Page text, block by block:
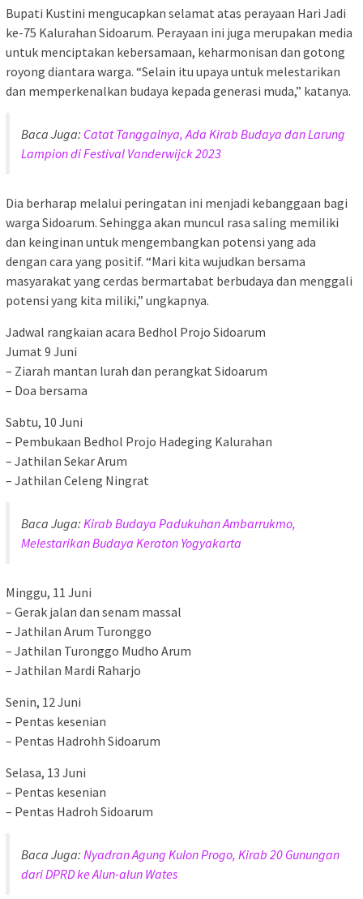
Bupati Kustini mengucapkan selamat atas perayaan Hari Jadi
ke-75 Kalurahan Sidoarum. Perayaan ini juga merupakan media
untuk menciptakan kebersamaan, keharmonisan dan gotong
royong diantara warga. “Selain itu upaya untuk melestarikan
dan memperkenalkan budaya kepada generasi muda,” katanya.
Baca Juga: Catat Tanggalnya, Ada Kirab Budaya dan Larung
Lampion di Festival Vanderwijck 2023
Dia berharap melalui peringatan ini menjadi kebanggaan bagi
warga Sidoarum. Sehingga akan muncul rasa saling memiliki
dan keinginan untuk mengembangkan potensi yang ada
dengan cara yang positif. “Mari kita wujudkan bersama
masyarakat yang cerdas bermartabat berbudaya dan menggali
potensi yang kita miliki,” ungkapnya.
Jadwal rangkaian acara Bedhol Projo Sidoarum
Jumat 9 Juni
– Ziarah mantan lurah dan perangkat Sidoarum
– Doa bersama
Sabtu, 10 Juni
– Pembukaan Bedhol Projo Hadeging Kalurahan
– Jathilan Sekar Arum
– Jathilan Celeng Ningrat
Baca Juga: Kirab Budaya Padukuhan Ambarrukmo,
Melestarikan Budaya Keraton Yogyakarta
Minggu, 11 Juni
– Gerak jalan dan senam massal
– Jathilan Arum Turonggo
– Jathilan Turonggo Mudho Arum
– Jathilan Mardi Raharjo
Senin, 12 Juni
– Pentas kesenian
– Pentas Hadrohh Sidoarum
Selasa, 13 Juni
– Pentas kesenian
– Pentas Hadroh Sidoarum
Baca Juga: Nyadran Agung Kulon Progo, Kirab 20 Gunungan
dari DPRD ke Alun-alun Wates